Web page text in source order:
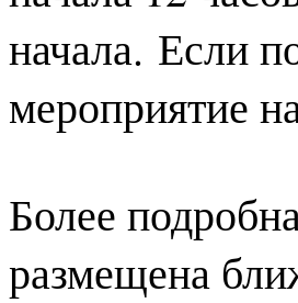
начала. Если
мероприятие
Более
размещена